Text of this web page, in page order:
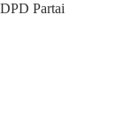
Partai